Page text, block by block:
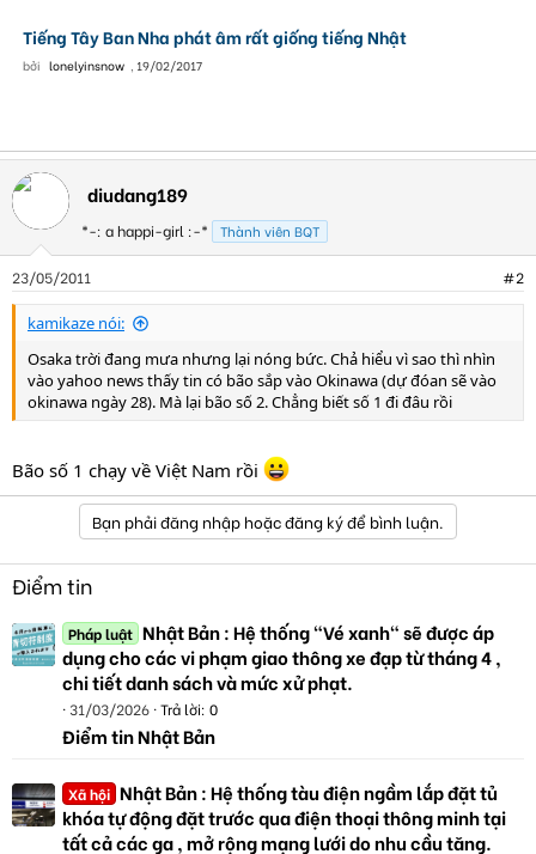
Tiếng Tây Ban Nha phát âm rất giống tiếng Nhật
bởi lonelyinsnow , 19/02/2017
diudang189
*-: a happi-girl :-* Thành viên BQT
23/05/2011 #2
kamikaze nói:
Osaka trời đang mưa nhưng lại nóng bức. Chả hiểu vì sao thì nhìn
vào yahoo news thấy tin có bão sắp vào Okinawa (dự đóan sẽ vào
okinawa ngày 28). Mà lại bão số 2. Chẳng biết số 1 đi đâu rồi
Bão số 1 chạy về Việt Nam rồi
Bạn phải đăng nhập hoặc đăng ký để bình luận.
Điểm tin
Pháp luật Nhật Bản : Hệ thống "Vé xanh" sẽ được áp
dụng cho các vi phạm giao thông xe đạp từ tháng 4 ,
chi tiết danh sách và mức xử phạt.
31/03/2026 Trả lời: 0
Điểm tin Nhật Bản
Xã hội Nhật Bản : Hệ thống tàu điện ngầm lắp đặt tủ
khóa tự động đặt trước qua điện thoại thông minh tại
tất cả các ga , mở rộng mạng lưới do nhu cầu tăng.